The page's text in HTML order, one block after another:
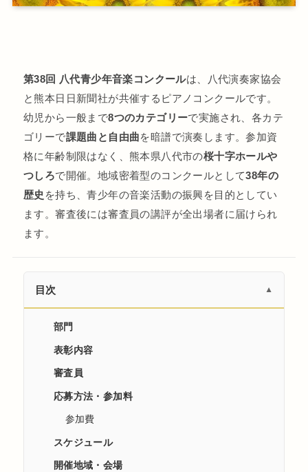
第38回 八代青少年音楽コンクールは、八代演奏家協会
と熊本日日新聞社が共催するピアノコンクールです。
幼児から一般まで8つのカテゴリーで実施され、各カテ
ゴリーで課題曲と自由曲を暗譜で演奏します。参加資
格に年齢制限はなく、熊本県八代市の桜十字ホールや
つしろで開催。地域密着型のコンクールとして38年の
歴史 を持ち、青少年の音楽活動の振興を目的としてい
ます。審査後には審査員の講評が全出場者に届けられ
ます。
目次 ▼
部門
表彰内容
審査員
応募方法・参加料
参加費
スケジュール
開催地域・会場